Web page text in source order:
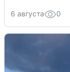
6 августа 0